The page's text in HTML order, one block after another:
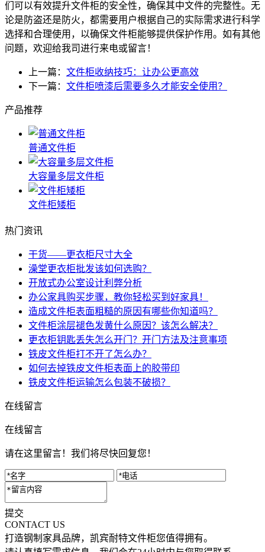
们可以有效提升文件柜的安全性，确保其中文件的完整性。无
论是防盗还是防火，都需要用户根据自己的实际需求进行科学
选择和合理使用，以确保文件柜能够提供保护作用。如有其他
问题，欢迎给我司进行来电或留言！
上一篇： 文件柜收纳技巧：让办公更高效
下一篇： 文件柜喷漆后需要多久才能安全使用？
产品推荐
普通文件柜
大容量多层文件柜
文件柜矮柜
热门资讯
干货——更衣柜尺寸大全
澡堂更衣柜批发该如何选购？
开放式办公室设计利弊分析
办公家具购买步骤，教你轻松买到好家具！
造成文件柜表面粗糙的原因有哪些你知道吗？
文件柜涂层褪色发黄什么原因？该怎么解决？
更衣柜钥匙丢失怎么开门？开门方法及注意事项
铁皮文件柜打不开了怎么办？
如何去掉铁皮文件柜表面上的胶带印
铁皮文件柜运输怎么包装不破损？
在线留言
在线留言
请在这里留言！我们将尽快回复您！
提交
CONTACT US
打造钢制家具品牌，凯宾耐特文件柜您值得拥有。